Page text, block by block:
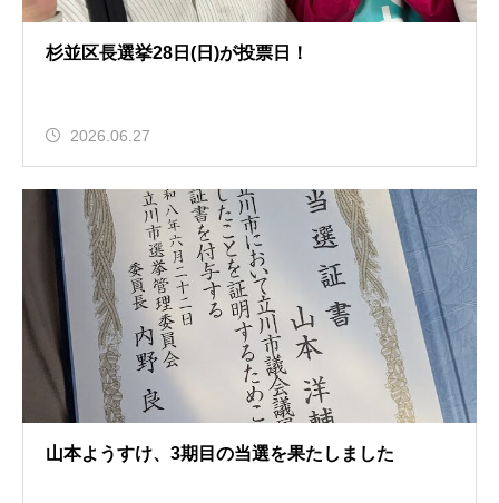
杉並区長選挙28日(日)が投票日！
2026.06.27
山本ようすけ、3期目の当選を果たしました